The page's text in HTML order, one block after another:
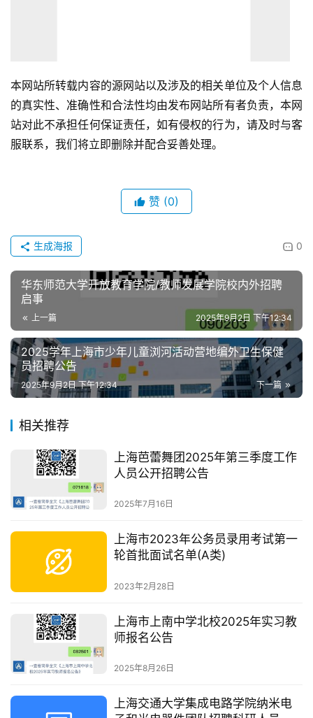
本网站所转载内容的源网站以及涉及的相关单位及个人信息
的真实性、准确性和合法性均由发布网站所有者负责，本网
站对此不承担任何保证责任，如有侵权的行为，请及时与客
服联系，我们将立即删除并配合妥善处理。
赞 (0)
0
生成海报
华东师范大学开放教育学院/教师发展学院校内外招聘
启事
上一篇 2025年9月2日 下午12:34
2025学年上海市少年儿童浏河活动营地编外卫生保健
员招聘公告
下一篇
2025年9月2日 下午12:34
相关推荐
上海芭蕾舞团2025年第三季度工作
人员公开招聘公告
2025年7月16日
上海市2023年公务员录用考试第一
轮首批面试名单(A类)
2023年2月28日
上海市上南中学北校2025年实习教
师报名公告
2025年8月26日
上海交通大学集成电路学院纳米电